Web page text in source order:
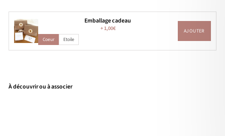
Emballage cadeau
+1,00€
Coeur Etoile
AJOUTER
À découvrir ou à associer